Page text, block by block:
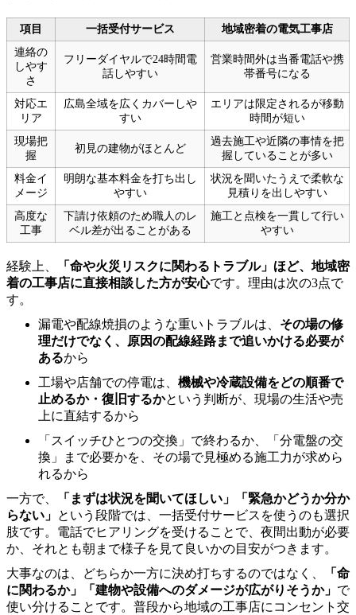
項目 一括受付サービス
地域密着の電気工事店
連絡の
しやす
さ
フリーダイヤルで24時間電
話しやすい
営業時間外は当番電話や携
帯番号になる
対応エ
リア
広島全域を広くカバーしや
すい
エリアは限定されるが移動
時間が短い
現場把
握
初見の建物がほとんど
過去施工や近隣の事情を把
握していることが多い
料金イ
メージ
明朗な基本料金を打ち出し
やすい
状況を聞いたうえで柔軟な
見積りを出しやすい
高度な
工事
下請け依頼のため職人のレ
ベル差が出ることがある
施工と点検を一貫して行い
やすい
経験上、
「命や火災リスクに関わるトラブル」ほど、地域密
着の工事店に直接相談した方が安心です。理由は次の3点で
す。
漏電や配線焼損のような重いトラブルは、 その場の修
理だけでなく、原因の配線経路まで追いかける必要が
あるから
工場や店舗での停電は、 機械や冷蔵設備をどの順番で
止めるか・復旧するかという判断が、現場の生活や売
上に直結するから
「スイッチひとつの交換」で終わるか、「分電盤の交
換」まで必要かを、その場で見極める施工力が求めら
れるから
一方で、
「まずは状況を聞いてほしい」「緊急かどうか分か
らない」 という段階では、一括受付サービスを使うのも選択
肢です。電話でヒアリングを受けることで、夜間出動が必要
か、それとも朝まで様子を見て良いかの目安がつきます。
大事なのは、どちらか一方に決め打ちするのではなく、
「命
に関わるか」「建物や設備へのダメージが広がりそうか」 で
使い分けることです。普段から地域の工事店にコンセント交